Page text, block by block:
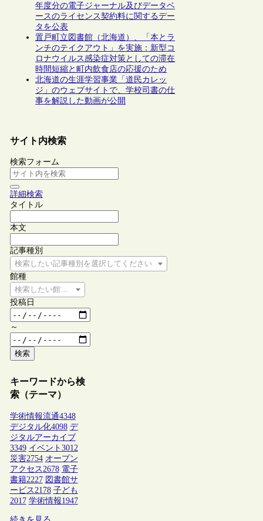
年度分の電子ジャーナル及びデータベ
ースのライセンス契約料に関するデー
タを公表
置戸町立図書館（北海道）、「本とラ
ンチのテイクアウト」を実施：新型コ
ロナウイルス感染症対策としての滞在
時間短縮と町内飲食店の応援のため
北海道の生涯学習事業「道民カレッ
ジ」のウェブサイトで、学校司書の仕
事を解説した動画が公開
サイト内検索
検索フォーム
詳細検索
タイトル
本文
記事種別
検索したい記事種別を選択してください
館種
検索したい館種を選択してください
投稿日
～
検索
キーワードから検
索（テーマ）
学術情報流通4348
デジタル化4098 デ
ジタルアーカイブ
3349 イベント 3012
災害2754 オープン
アクセス 2678 電子
書籍2227 図書館サ
ービス 2178 子ども
2017 学術情報1947